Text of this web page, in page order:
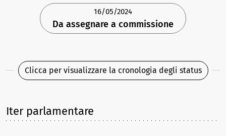
16/05/2024
Da assegnare a commissione
Clicca per visualizzare la cronologia degli status
Iter parlamentare